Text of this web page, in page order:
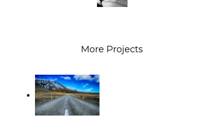
More Projects
Self
enlightenment